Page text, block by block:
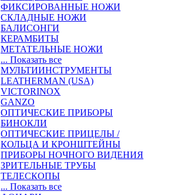
ФИКСИРОВАННЫЕ НОЖИ
СКЛАДНЫЕ НОЖИ
БАЛИСОНГИ
КЕРАМБИТЫ
МЕТАТЕЛЬНЫЕ НОЖИ
... Показать все
МУЛЬТИИНСТРУМЕНТЫ
LEATHERMAN (USA)
VICTORINOX
GANZO
ОПТИЧЕСКИЕ ПРИБОРЫ
БИНОКЛИ
ОПТИЧЕСКИЕ ПРИЦЕЛЫ /
КОЛЬЦА И КРОНШТЕЙНЫ
ПРИБОРЫ НОЧНОГО ВИДЕНИЯ
ЗРИТЕЛЬНЫЕ ТРУБЫ
ТЕЛЕСКОПЫ
... Показать все